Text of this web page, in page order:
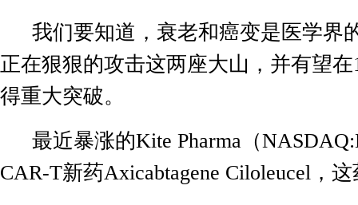
我们要知道，衰老和癌变是医学界
正在狠狠的攻击这两座大山，并有望在
得重大突破。
最近暴涨的Kite Pharma （
CAR-T新药Axicabtagene Ciloleucel ，